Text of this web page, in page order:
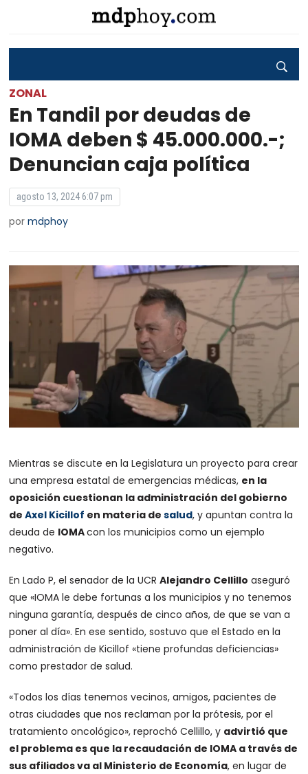
ZONAL
En Tandil por deudas de
IOMA deben $ 45.000.000.-;
Denuncian caja política
agosto 13, 2024 6:07 pm
pormdphoy
Mientras se discute en la Legislatura un proyecto para crear
una empresa estatal de emergencias médicas, en la
oposición cuestionan la administración del gobierno
deAxel Kicillof en materia desalud, y apuntan contra la
deuda de IOMAcon los municipios como un ejemplo
negativo.
En Lado P, el senador de la UCRAlejandro Cellillo aseguró
que«IOMA le debe fortunas a los municipios y no tenemos
ninguna garantía, después de cinco años, de que se van a
poner al día». En ese sentido, sostuvo que el Estado en la
administración de Kicillof «tiene profundas deficiencias»
como prestador de salud.
«Todos los días tenemos vecinos, amigos, pacientes de
otras ciudades que nos reclaman por la prótesis, por el
tratamiento oncológico», reprochó Cellillo, y advirtió que
el problema es que la recaudación de IOMA a través de
sus afiliados va al Ministerio de Economía, en lugar de